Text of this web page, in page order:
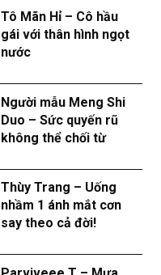
Tô Mãn Hỉ – Cô hầu
gái với thân hình ngọt
nước
Người mẫu Meng Shi
Duo – Sức quyến rũ
không thể chối từ
Thùy Trang – Uống
nhầm 1 ánh mắt cơn
say theo cả đời!